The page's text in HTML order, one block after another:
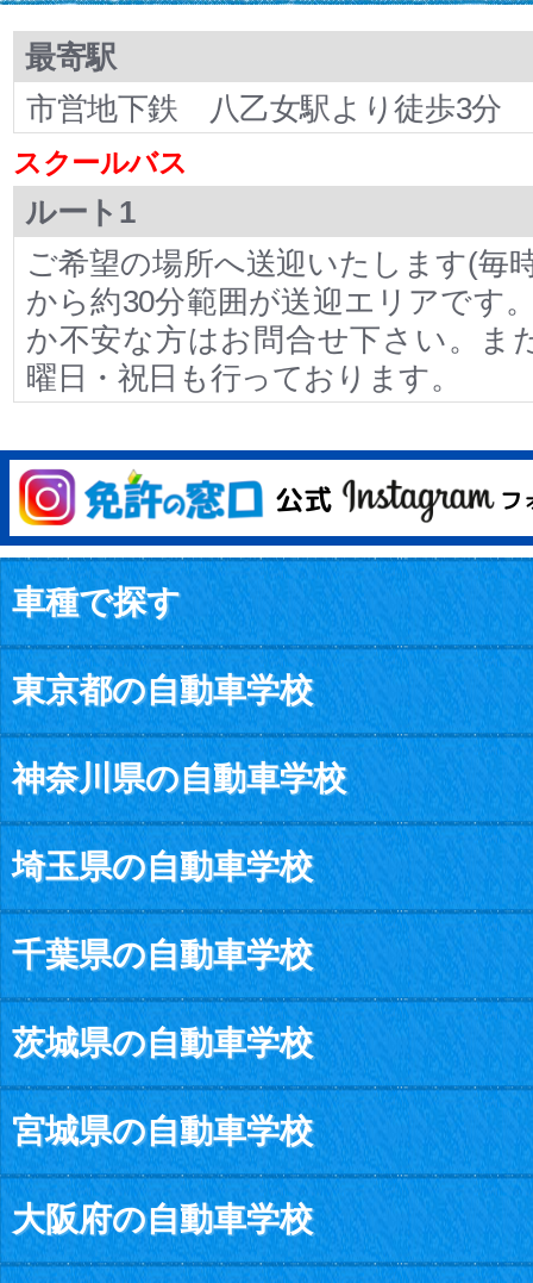
最寄駅
市営地下鉄 八乙女駅より徒歩3分
スクールバス
ルート1
ご希望の場所へ送迎いたします(毎
から約30分範囲が送迎エリアです
か不安な方はお問合せ下さい。ま
曜日・祝日も行っております。
車種で探す
東京都の自動車学校
神奈川県の自動車学校
埼玉県の自動車学校
千葉県の自動車学校
茨城県の自動車学校
宮城県の自動車学校
大阪府の自動車学校